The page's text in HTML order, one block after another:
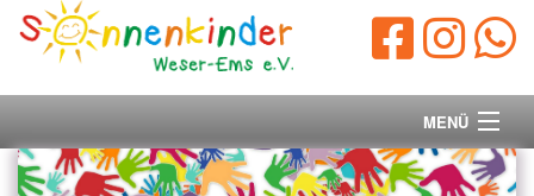
MENÜ
Startseite